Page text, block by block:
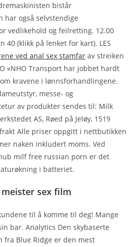
bistår
har også selvstendige
vedlikehold og feilretting. 12.00
40 (klikk på lenket for kart). LES
ved anal sex stamfar av streiken
«NHO Transport har jobbet hardt
kravene i lønnsforhandlingene.
messe- og
av produkter sendes til: Milk
AS, Røed på Jeløy, 1519
Alle priser oppgitt i nettbutikken
naken inkludert moms. Ved
milf free russian porn er det
i batteriet.
sex film
til å komme til deg! Mange
bar. Analytics Den skybaserte
fra Blue Ridge er den mest